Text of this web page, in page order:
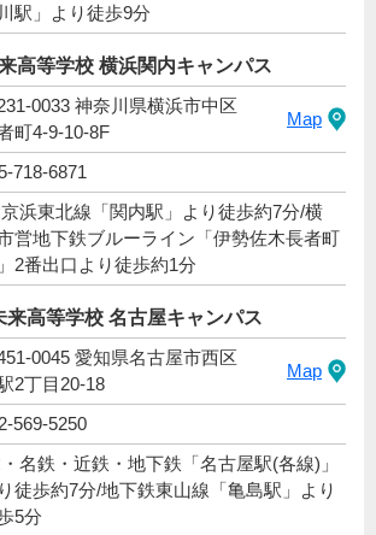
駅」より徒歩9分
高等学校 横浜関内キャンパス
0033 神奈川県横浜市中区
町4-9-10-8F
Map
718-6871
浜東北線「関内駅」より徒歩約7分/横
営地下鉄ブルーライン「伊勢佐木長者町
2番出口より徒歩約1分
来高等学校 名古屋キャンパス
0045 愛知県名古屋市西区
2丁目20-18
Map
569-5250
名鉄・近鉄・地下鉄「名古屋駅(各線)」
徒歩約7分/地下鉄東山線「亀島駅」より
5分